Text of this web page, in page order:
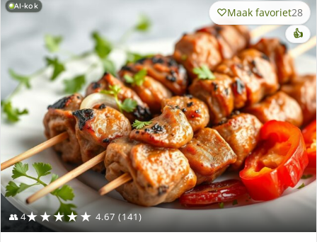
AI-kok
👥 4★★★★★ 4.67 (141)
Maak favoriet28
👍